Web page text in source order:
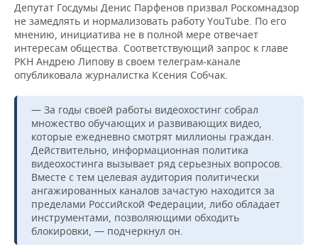
ТЕЛЕКОММУНИКАЦИИ
БИЗНЕС-БРАНЧИ
ONLINE-КОНФЕРЕНЦИИ
ОТКРЫТАЯ ЛЕКЦИЯ
ФУТБОЛ
ХОККЕЙ
БАСКЕТБОЛ
ВОЛЕЙБОЛ
КИБЕРСПОРТ
ФИГУРНОЕ КАТАНИЕ
ВОДНЫЕ ВИДЫ СПОРТА
ХОККЕЙ С МЯЧОМ
НОВОСТИ ОБЩЕСТВА
ВЛАСТЬ
ИНФРАСТРУКТУРА
ИСТОРИЯ
КУЛЬТУРА
МЕДИЦИНА
ОБРАЗОВАНИЕ
ПРОИСШЕСТВИЯ
ФОТОГАЛЕРЕЯ
СЮЖЕТЫ
СПРАВОЧНИК
СПИСОК ПЕРСОН
СПИСОК КОМПАНИЙ
ПОЛНАЯ ВЕРСИЯ
Депутат Госдумы Денис Парфенов призвал Роскомнадзор
не замедлять и нормализовать работу YouTube. По его
мнению, инициатива не в полной мере отвечает
интересам общества. Соответствующий запрос к главе
РКН Андрею Липову в своем телеграм-канале
опубликовала журналистка Ксения Собчак.
— За годы своей работы видеохостинг собрал
множество обучающих и развивающих видео,
которые ежедневно смотрят миллионы граждан.
Действительно, информационная политика
видеохостинга вызывает ряд серьезных вопросов.
Вместе с тем целевая аудитория политически
ангажированных каналов зачастую находится за
пределами Российской Федерации, либо обладает
инструментами, позволяющими обходить
блокировки, — подчеркнул он.